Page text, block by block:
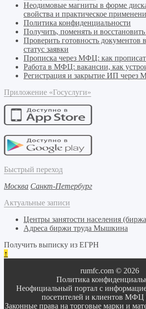
Неодимовые магниты в форме
свойства и практическое
Политика конфиденциальности
Получить, поменять и
Проверить готовность
статус заявки
Прописка через МФЦ: как
Работа в МФЦ: вакансии, как
Регистрация и закрытие ИП через
Приложение «Госуслуги»
Быстрый переход
Москва Санкт-Петербург
Актуальные записи
Центры занятости населения
Адреса биржи труда Мышкина
Получить выписку из ЕГРН
↑
rumfc.com © 2026
Политика
Неофициальный портал с
посетителей и клиентов МФЦ
Законные права на торговые марки и